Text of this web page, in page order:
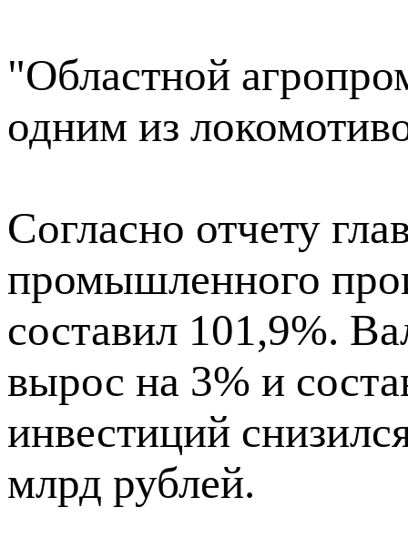
"Областной
одним из
Согласно отчету
промышленного
составил 101,9%.
вырос на 3% и
инвестиций
млрд рублей.